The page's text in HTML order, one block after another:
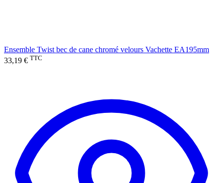
Ensemble Twist bec de cane chromé velours Vachette EA195mm
33,19 € TTC